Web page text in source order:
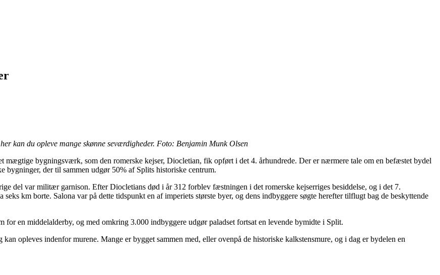
kan du opleve mange skønne seværdigheder. Foto: Benjamin Munk Olsen
mægtige bygningsværk, som den romerske kejser, Diocletian, fik opført i det 4. århundrede. Der er nærmere tale om en befæstet bydel
bygninger, der til sammen udgør 50% af Splits historiske centrum.
del var militær garnison. Efter Diocletians død i år 312 forblev fæstningen i det romerske kejserriges besiddelse, og i det 7.
km borte. Salona var på dette tidspunkt en af imperiets største byer, og dens indbyggere søgte herefter tilflugt bag de beskyttende
for en middelalderby, og med omkring 3.000 indbyggere udgør paladset fortsat en levende bymidte i Split.
opleves indenfor murene. Mange er bygget sammen med, eller ovenpå de historiske kalkstensmure, og i dag er bydelen en